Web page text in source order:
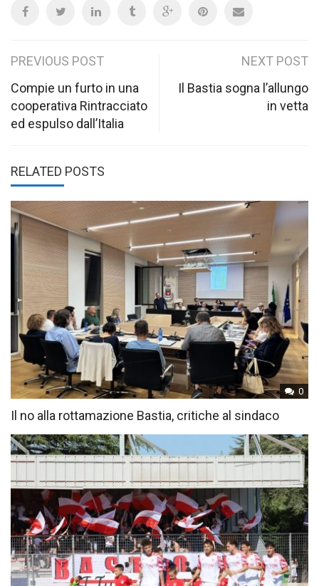
Post
navigation
PREVIOUS POST
Compie un furto in una
cooperativa Rintracciato
ed espulso dall’Italia
NEXT POST
Il Bastia sogna l’allungo
in vetta
RELATED POSTS
0
Il no alla rottamazione Bastia, critiche al sindaco